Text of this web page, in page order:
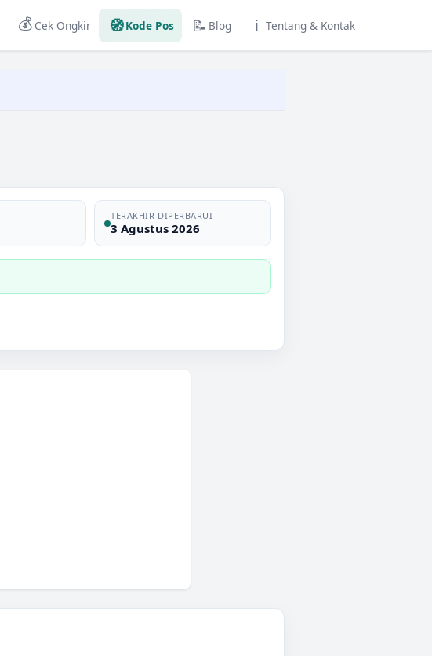
💰 Cek Ongkir 🧭Kode Pos 📝 Blog ℹ️ Tentang & Kontak
TERAKHIR DIPERBARUI
3 Agustus 2026